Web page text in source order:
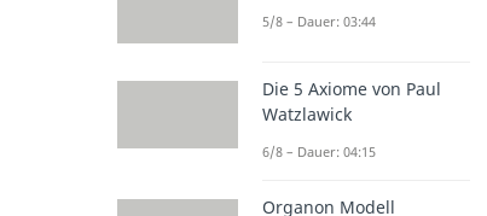
5/8 – Dauer: 03:44
Die 5 Axiome von Paul
Watzlawick
6/8 – Dauer: 04:15
Organon Modell